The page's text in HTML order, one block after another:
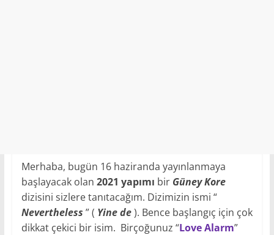
Merhaba, bugün 16 haziranda yayınlanmaya
başlayacak olan 2021 yapımı birGüney Kore
dizisini sizlere tanıtacağım. Dizimizin ismi “
Nevertheless ” ( Yine de). Bence başlangıç için çok
dikkat çekici bir isim. Birçoğunuz “Love Alarm”